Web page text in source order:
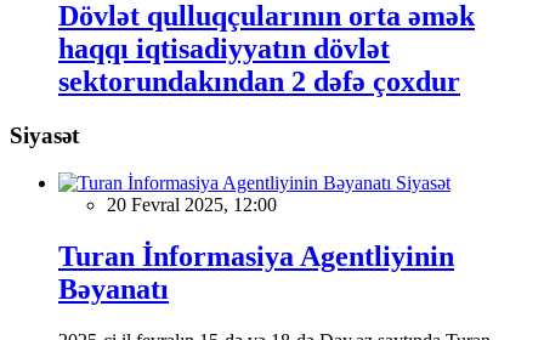
Dövlət qulluqçularının orta əmək
haqqı iqtisadiyyatın dövlət
sektorundakından 2 dəfə çoxdur
Siyasət
Siyasət
20 Fevral 2025, 12:00
Turan İnformasiya Agentliyinin
Bəyanatı